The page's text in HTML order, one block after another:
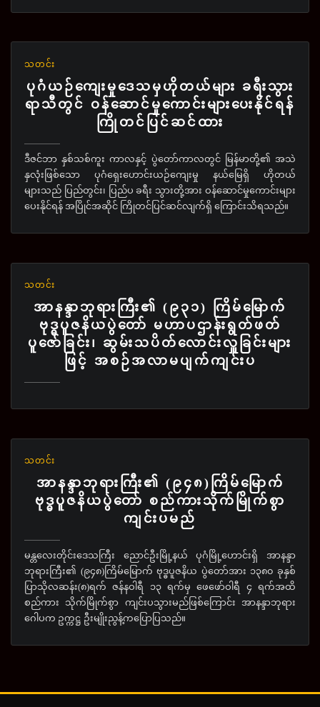
သတင်း
ပုဂံယဉ်ကျေးမှုဒေသမှဟိုတယ်များ ခရီးသွား
ရာသီတွင် ဝန်ဆောင်မှုကောင်းများပေးနိုင်ရန်
ကြိုတင်ပြင်ဆင်ထား
ဒီဇင်ဘာ နှစ်သစ်ကူး ကာလနှင့် ပွဲတော်ကာလတွင် မြန်မာတို့၏ အသဲ
နှလုံးဖြစ်သော ပုဂံရှေးဟောင်းယဉ်ကျေးမှု နယ်မြေရှိ ဟိုတယ်
များသည် ပြည်တွင်း၊ ပြည်ပ ခရီး သွားတို့အား ဝန်ဆောင်မှုကောင်းများ
ပေးနိုင်ရန် အပြိုင်အဆိုင် ကြိုတင်ပြင်ဆင်လျက်ရှိ ကြောင်းသိရသည်။
သတင်း
အာနန္ဒာဘုရားကြီး၏ (၉၃၁) ကြိမ်မြောက်
ဗုဒ္ဓပူဇနိယပွဲတော် မဟာပဌာန်းရွတ်ဖတ်
ပူဇော်ခြင်း၊ ဆွမ်းသပိတ်လောင်းလှူခြင်းများ
ဖြင့် အစဉ်အလာမပျက်ကျင်းပ
သတင်း
အာနန္ဒာဘုရားကြီး၏ (၉၄၈)ကြိမ်မြောက်
ဗုဒ္ဓပူဇနိယပွဲတော် စည်ကားသိုက်မြိုက်စွာ
ကျင်းပမည်
မန္တလေးတိုင်းဒေသကြီး ညောင်ဦးမြို့နယ် ပုဂံမြို့ဟောင်းရှိ အာနန္ဒာ
ဘုရားကြီး၏ (၉၄၈)ကြိမ်မြောက် ဗုဒ္ဓပူဇနိယ ပွဲတော်အား ၁၃၈၀ ခုနှစ်
ပြာသိုလဆန်း(၈)ရက် ဇန်နဝါရီ ၁၃ ရက်မှ ဖေဖော်ဝါရီ ၄ ရက်အထိ
စည်ကား သိုက်မြိုက်စွာ ကျင်းပသွားမည်ဖြစ်ကြောင်း အာနန္ဒာဘုရား
ဂေါပက ဥက္ကဋ္ဌ ဦးမျိုးညွန့်ကပြောပြသည်။